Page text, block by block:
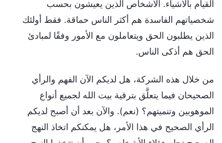
القيام بالأشياء. الأشخاص الذين يعيشون بحسب
شخصياتهم الفاسدة هم أكثر الناس حماقة. فقط أولئك
الذين يطلبون الحق ويتعاملون مع الأمور وفقًا لمبادئ
الحق هم أذكى الناس.
من خلال هذه الشركة، هل لديكم الآن الفهم والرأي
الصحيحان فيما يتعلَّق بترقية بيت الله لجميع أنواع
الموهوبين وتنميتهم؟ (نعم). والآن بعد أن أصبح لديكم
الرأي الصحيح في هذا الأمر، هل يمكنكم اتخاذ النهج